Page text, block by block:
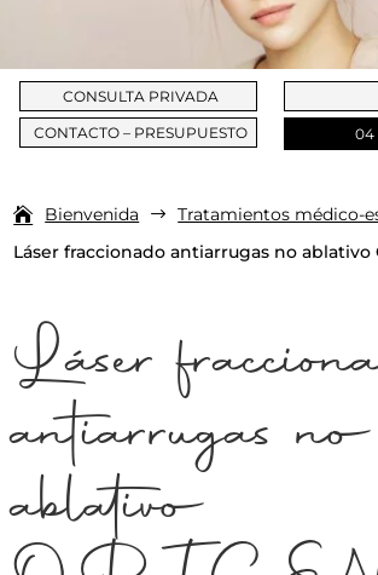
CONSULTA PRIVADA
CONTACTO – PRESUPUESTO
04
Bienvenida $ Tratamientos médico-
Láser fraccionado antiarrugas no ablativo
Láser
antiarrugas no
ablativo